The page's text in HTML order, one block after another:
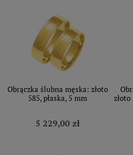
Obrączka ślubna męska: złoto
585, płaska, 5 mm
5 229,00 zł